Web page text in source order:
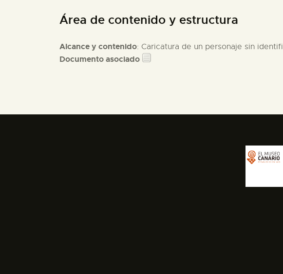
Área de contenido y estructura
Alcance y contenido: Caricatura de un personaje sin
Documento asociado